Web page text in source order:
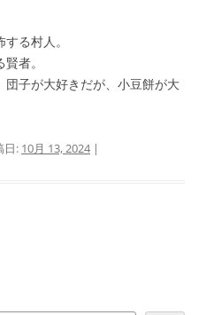
る村人。
者。
団子が大好きだが、小豆餅が大
日: 10月 13, 2024|